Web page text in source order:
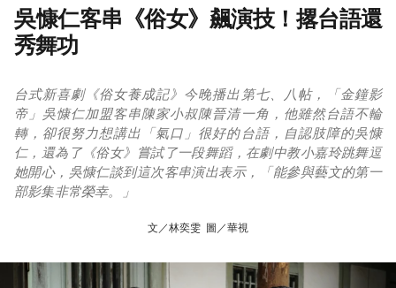
吳慷仁客串《俗女》飆演技！撂台語還
秀舞功
台式新喜劇《俗女養成記》今晚播出第七、八帖，「金鐘影
帝」吳慷仁加盟客串陳家小叔陳晉清一角，他雖然台語不輪
轉，卻很努力想講出「氣口」很好的台語，自認肢障的吳慷
仁，還為了《俗女》嘗試了一段舞蹈，在劇中教小嘉玲跳舞逗
她開心，吳慷仁談到這次客串演出表示，「能參與藝文的第一
部影集非常榮幸。」
文／林奕雯 圖／華視